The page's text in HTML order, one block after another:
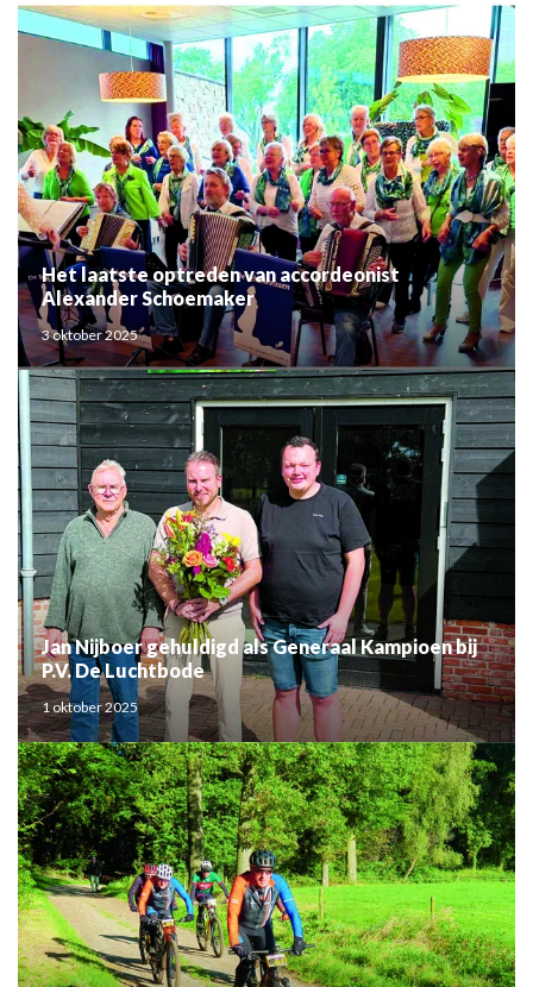
Het laatste optreden van accordeonist
Alexander Schoemaker
3 oktober 2025
Jan Nijboer gehuldigd als Generaal Kampioen bij
P.V. De Luchtbode
1 oktober 2025